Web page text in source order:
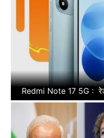
Redmi Note 17 5G :